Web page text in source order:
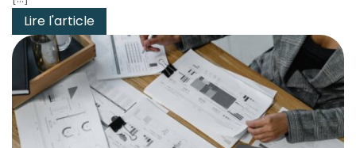
Lire l'article